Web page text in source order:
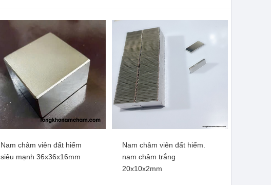
Nam châm viên đất hiếm, lực
từ mạnh 50x20mm lỗ vát
Nam châm đất hiếm mạ kẽm
lực siêu mạnh 47x10mm lỗ
thẳng
Nam châm viên đất hiếm
siêu mạnh 36x36x16mm
Nam châm viên đất hiếm.
nam châm trắng
20x10x2mm